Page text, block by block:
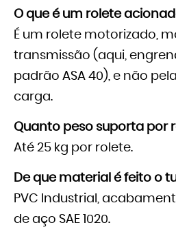
O que é um rolete
É um rolete motorizado,
transmissão (aqui,
padrão ASA 40), e não
carga.
Quanto peso suporta por
Até 25 kg por rolete.
De que material é feito o
PVC Industrial,
de aço SAE 1020.